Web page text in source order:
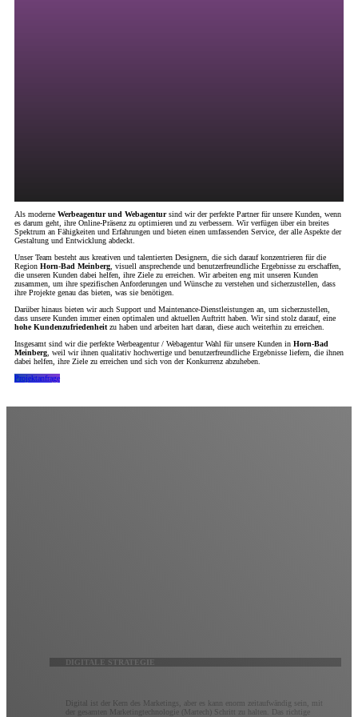
Als moderne Werbeagentur und Webagentursind wir der perfekte Partner für unsere Kunden, wenn
es darum geht, ihre Online-Präsenz zu optimieren und zu verbessern. Wir verfügen über ein breites
Spektrum an Fähigkeiten und Erfahrungen und bieten einen umfassenden Service, der alle Aspekte der
Gestaltung und Entwicklung abdeckt.
Unser Team besteht aus kreativen und talentierten Designern, die sich darauf konzentrieren für die
Region Horn-Bad Meinberg , visuell ansprechende und benutzerfreundliche Ergebnisse zu erschaffen,
die unseren Kunden dabei helfen, ihre Ziele zu erreichen. Wir arbeiten eng mit unseren Kunden
zusammen, um ihre spezifischen Anforderungen und Wünsche zu verstehen und sicherzustellen, dass
ihre Projekte genau das bieten, was sie benötigen.
Darüber hinaus bieten wir auch Support und Maintenance-Dienstleistungen an, um sicherzustellen,
dass unsere Kunden immer einen optimalen und aktuellen Auftritt haben. Wir sind stolz darauf, eine
hohe Kundenzufriedenheit zu haben und arbeiten hart daran, diese auch weiterhin zu erreichen.
Insgesamt sind wir die perfekte Werbeagentur / Webagentur Wahl für unsere Kunden in Horn-Bad
Meinberg , weil wir ihnen qualitativ hochwertige und benutzerfreundliche Ergebnisse liefern, die ihnen
dabei helfen, ihre Ziele zu erreichen und sich von der Konkurrenz abzuheben.
Projektanfrage
DIGITALE STRATEGIE
Digital ist der Kern des Marketings, aber es kann enorm zeitaufwändig sein, mit
der gesamten Marketingtechnologie (Martech) Schritt zu halten. Das richtige